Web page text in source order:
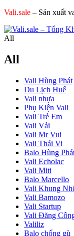
Vali.sale – Sản xuất
All
All
Vali Hùng Phát
Du Lịch Huế
Vali nhựa
Phụ Kiện Vali
Vali Trẻ Em
Vali Vải
Vali Mr Vui
Vali Thái Vi
Balo Hùng
Vali Echolac
Vali Miti
Balo Marcello
Vali Khung
Vali Bamozo
Vali Startup
Vali Đăng
Valiliz
Balo chống gù